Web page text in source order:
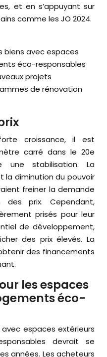
et en s’appuyant sur
comme les JO 2024.
biens avec espaces
éco-responsables
projets
de rénovation
croissance, il est
carré dans le 20e
une stabilisation. La
la diminution du pouvoir
freiner la demande
prix. Cependant,
prisés pour leur
de développement,
des prix élevés. La
des financements
les espaces
éco-
espaces extérieurs
devrait se
années. Les acheteurs